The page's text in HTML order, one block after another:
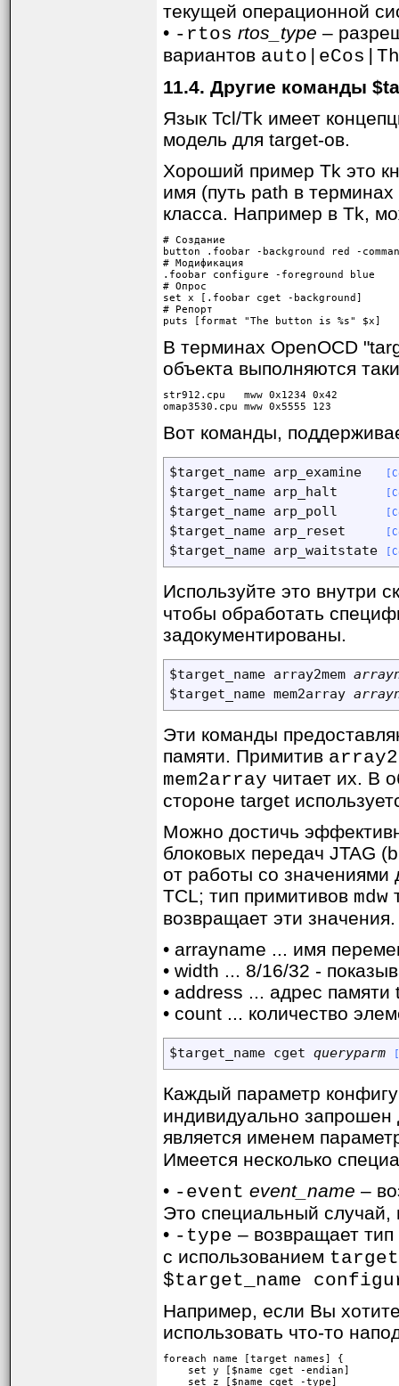
текущей операционной
• -rtos rtos_type –
вариантов
11.4. Другие команды
Язык Tcl/Tk имеет
модель для target-ов.
Хороший пример Tk это
имя (путь path в
класса. Например в Tk,
# Создание
button .foobar -background red -
# Модификация
.foobar configure -foreground blue
# Опрос
set x [.foobar cget -background]
# Репорт
puts [format "The button is %s" $x]
В терминах OpenOCD
объекта выполняются
str912.cpu   mww 0x1234 0x42
omap3530.cpu mww 0x5555 123
Вот команды,
$target_name arp_examine
$target_name arp_halt
$target_name arp_poll
$target_name arp_reset
$target_name arp_waitstate
Используйте это внутри
чтобы обработать
задокументированы.
$target_name array2mem
$target_name mem2array
Эти команды
памяти. Примитив
mem2array читает их. В
стороне target
Можно достичь
блоковых передач JTAG
от работы со значениями
TCL; тип примитивов mdw
возвращает эти значения.
• arrayname ... имя
• width ... 8/16/32 -
• address ... адрес памяти
• count ... количество
$target_name cget queryparm
Каждый параметр
индивидуально запрошен
является именем
Имеется несколько
• -event event_name –
Это специальный случай,
• -type – возвращает
с использованием
$target_name
Например, если Вы
использовать что-то
foreach name [target names] {
    set y [$name cget -endian]
    set z [$name cget -type]